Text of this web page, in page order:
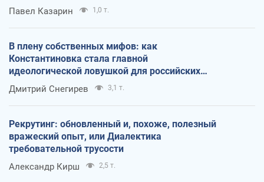
Павел Казарин 1,0 т.
В плену собственных мифов: как
Константиновка стала главной
идеологической ловушкой для российских
оккупантов
Дмитрий Снегирев 3,1 т.
Рекрутинг: обновленный и, похоже, полезный
вражеский опыт, или Диалектика
требовательной трусости
Александр Кирш 2,5 т.